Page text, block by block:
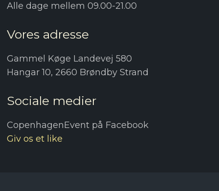
Alle dage mellem 09.00-21.00
Vores adresse
Gammel Køge Landevej 580
Hangar 10, 2660 Brøndby Strand
Sociale medier
CopenhagenEvent på Facebook
Giv os et like